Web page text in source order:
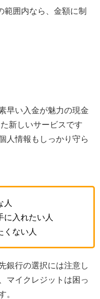
範囲内なら、金額に制
早い入金が魅力の現金
新しいサービスです
人情報もしっかり守ら
人
に入れたい人
くない人
銀行の選択には注意し
マイクレジットは困っ
。